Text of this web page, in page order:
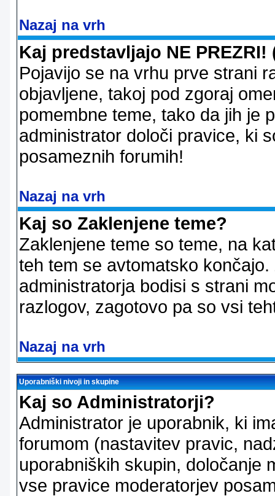
Nazaj na vrh
Kaj predstavljajo NE
Pojavijo se na vrhu prve strani
objavljene, takoj pod zgoraj
pomembne teme, tako da jih je
administrator določi pravice, ki
posameznih forumih!
Nazaj na vrh
Kaj so Zaklenjene teme?
Zaklenjene teme so teme, na
teh tem se avtomatsko
administratorja bodisi s strani
razlogov, zagotovo pa so vsi
Nazaj na vrh
Uporabniški nivoji in skupine
Kaj so Administratorji?
Administrator je uporabnik, ki
forumom (nastavitev pravic,
uporabniških skupin, določanje
vse pravice moderatorjev